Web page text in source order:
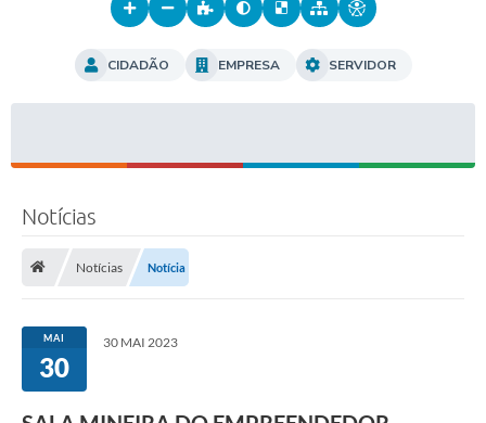
CIDADÃO EMPRESA SERVIDOR
Notícias
Notícias Notícia
MAI
30
30 MAI 2023